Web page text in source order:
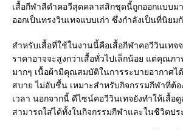
เสื้อกีฬาสีดำคอวีสุดคลาสสิกชุดนี้ถูกออกแบบม
ออกเป็นทรงวินเทจแบบเก่า ซึ่งกำลังเป็นที่นิย
สำหรับเสื้อที่ใช้ในงานนี้คือเสื้อกีฬาคอวีวินเทจ
ราคาอาจจะสูงกว่าเสื้อทั่วไปเล็กน้อย แต่คุณภ
มากๆ เนื้อผ้ามีคุณสมบัติในการระบายอากาศไ
สบาย ไม่อับชื้น เหมาะสำหรับกิจกรรมกีฬาที่ต้
เวลา นอกจากนี้ ดีไซน์คอวีวินเทจยังทำให้เสื้อ
สามารถใส่ได้ทั้งในกิจกรรมกีฬาและในชีวิตป